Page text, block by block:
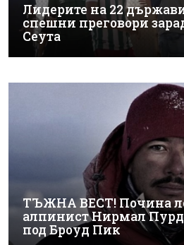
Лидерите на 22
спешни преговори
Сеута
ТЪЖНА ВЕСТ! Почина
алпинист Нирмал
под Броуд Пик